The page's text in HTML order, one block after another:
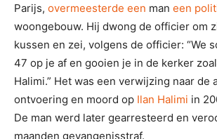
Parijs, overmeesterde een man een
woongebouw. Hij dwong de officier om
kussen en zei, volgens de officier: “We
47 op je af en gooien je in de kerker
Halimi.” Het was een verwijzing naar de
ontvoering en moord op Ilan Halimi in
De man werd later gearresteerd en
maanden gevangenisstraf.